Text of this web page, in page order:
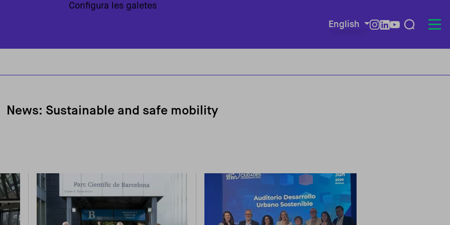
English Redes
News: Sustainable and safe mobility
Configura les galetes